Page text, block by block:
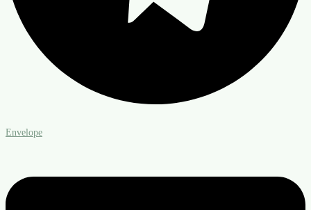
Envelope